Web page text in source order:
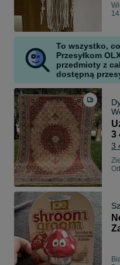
To wszystko,
Przesyłkom
przedmioty z
dostępną
3
3